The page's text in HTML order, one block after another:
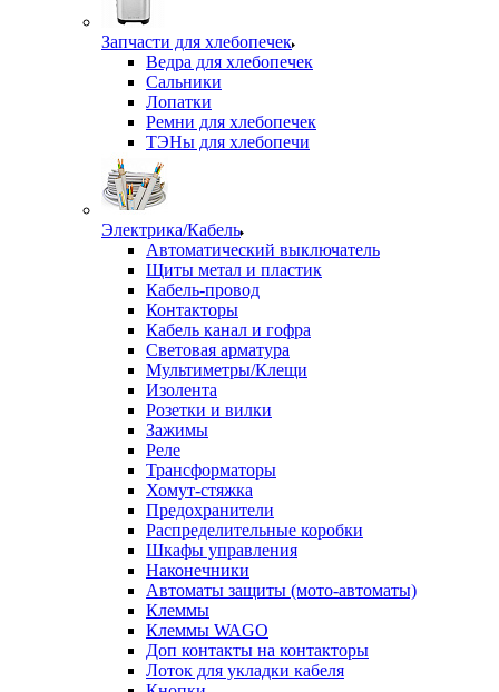
Запчасти для хлебопечек
Ведра для хлебопечек
Сальники
Лопатки
Ремни для хлебопечек
ТЭНы для хлебопечи
Электрика/Кабель
Автоматический выключатель
Щиты метал и пластик
Кабель-провод
Контакторы
Кабель канал и гофра
Световая арматура
Мультиметры/Клещи
Изолента
Розетки и вилки
Зажимы
Реле
Трансформаторы
Хомут-стяжка
Предохранители
Распределительные коробки
Шкафы управления
Наконечники
Автоматы защиты (мото-автоматы)
Клеммы
Клеммы WAGO
Доп контакты на контакторы
Лоток для укладки кабеля